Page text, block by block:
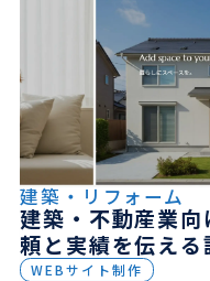
建築・リフォーム
建築・不動産業
頼と実績を伝え
WEBサイト制作